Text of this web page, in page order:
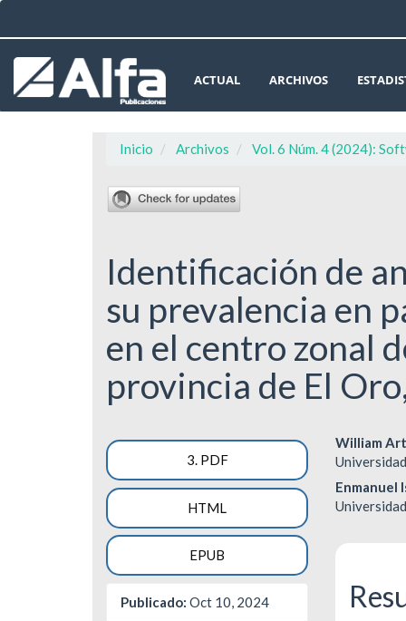
principal
Barra
lateral
ACTUAL ARCHIVOS
Inicio Archivos Vol. 6 Núm. 4 (2024):
Identificación de
su prevalencia en
en el centro zonal
provincia de El
Barra
lateral
del
artículo
3. PDF
HTML
EPUB
Publicado: Oct 10, 2024
del
William
Enmanuel